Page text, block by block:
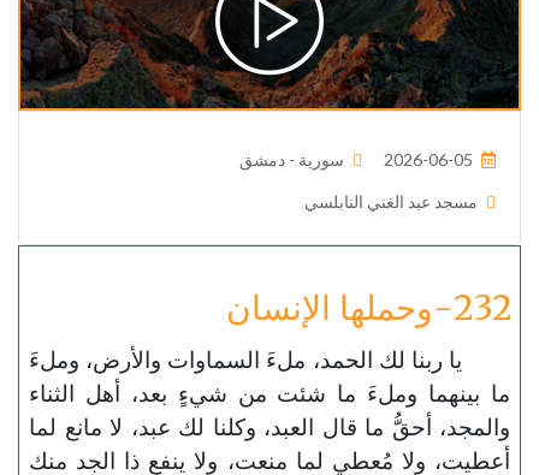
2026-06-05 سورية - دمشق
مسجد عبد الغني النابلسي
232-وحملها الإنسان
يا ربنا لك الحمد، ملءَ السماوات والأرض، وملءَ
ما بينهما وملءَ ما شئت من شيءٍ بعد، أهل الثناء
والمجد، أحقُّ ما قال العبد، وكلنا لك عبد، لا مانع لما
أعطيت، ولا مُعطي لما منعت، ولا ينفع ذا الجد منك